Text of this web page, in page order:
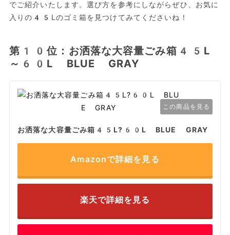
でご紹介いたします。選び方を参考にしながらぜひ、お気に
入りの45Lのゴミ箱を見つけてみてくださいね！
第10位：お洒落な大容量ごみ箱45L
～60L BLUE GRAY
この商品を見る
お洒落な大容量ごみ箱45L?60L BLUE GRAY
Amazonで詳細を見る
楽天で詳細を見る